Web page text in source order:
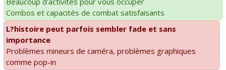
Combos et capacités de combat satisfaisants
L?histoire peut parfois sembler fade et sans
importance
Problèmes mineurs de caméra, problèmes graphiques
comme pop-in